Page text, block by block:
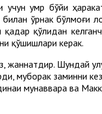
умр бўйи
ўрнак бўлмоғи
қўлидан
қўшишлари керак.
жаннатдир. Шундай
муборак заминни
мунаввара ва